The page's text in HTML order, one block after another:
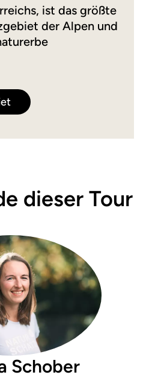
ist das größte
der Alpen und
dieser Tour
Schober